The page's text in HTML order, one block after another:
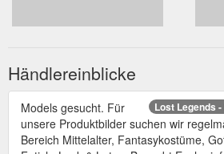
Händlereinblicke
Lost Legends
Models gesucht. Für
unsere Produktbilder suchen wir
Bereich Mittelalter, Fantasykostüme,